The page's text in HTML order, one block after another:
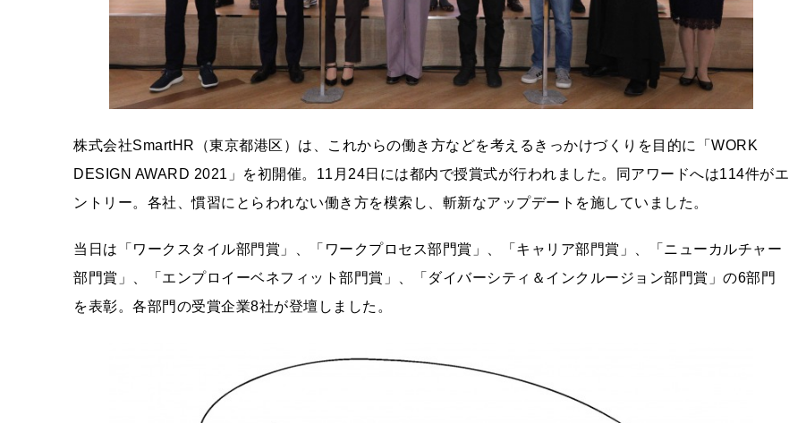
株式会社SmartHR（東京都港区）は、これからの働き方などを考えるきっかけづくりを目的に「WORK
DESIGN AWARD 2021」を初開催。11月24日には都内で授賞式が行われました。同アワードへは114件がエ
ントリー。各社、慣習にとらわれない働き方を模索し、斬新なアップデートを施していました。
当日は「ワークスタイル部門賞」、「ワークプロセス部門賞」、「キャリア部門賞」、「ニューカルチャー
部門賞」、「エンプロイーベネフィット部門賞」、「ダイバーシティ＆インクルージョン部門賞」の6部門
を表彰。各部門の受賞企業8社が登壇しました。